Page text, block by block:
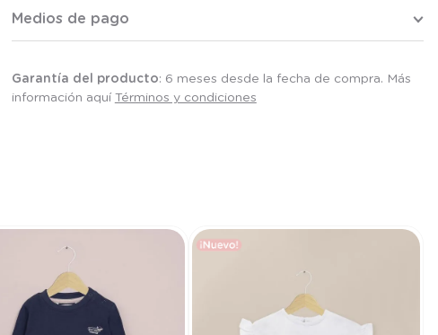
Medios de pago
Garantía del producto: 6 meses desde la fecha de compra. Más
información aquí Términos y condiciones